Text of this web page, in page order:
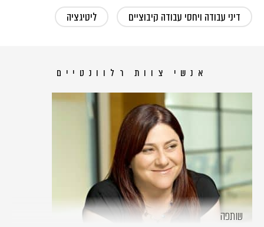
דיני עבודה ויחסי עבודה קיבוציים
ליטיגציה
אנשי צוות רלוונטיים
שותפה